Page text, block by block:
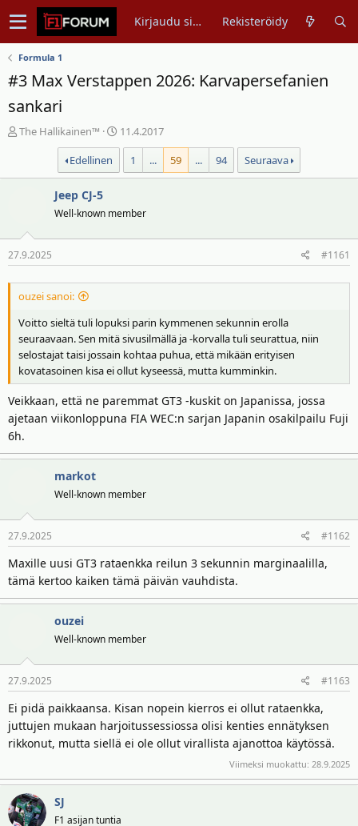
Kirjaudu sisään Rekisteröidy
Formula 1
#3 Max Verstappen 2026: Karvapersefanien
sankari
V
s
e
t
a
l
o
i
t
t
a
j
a
The Hallikainen™
A
l
i
u
p
m
ä
ä
r
ä
11.4.2017
Edellinen
1 ... 59 ... 94 Seuraava
Jeep CJ-5
Well-known member
27.9.2025 #1161
ouzei sanoi:
Voitto sieltä tuli lopuksi parin kymmenen sekunnin erolla
seuraavaan. Sen mitä sivusilmällä ja -korvalla tuli seurattua, niin
selostajat taisi jossain kohtaa puhua, että mikään erityisen
kovatasoinen kisa ei ollut kyseessä, mutta kumminkin.
Veikkaan, että ne paremmat GT3 -kuskit on Japanissa, jossa
ajetaan viikonloppuna FIA WEC:n sarjan Japanin osakilpailu Fuji
6h.
markot
Well-known member
27.9.2025 #1162
Maxille uusi GT3 rataenkka reilun 3 sekunnin marginaalilla,
tämä kertoo kaiken tämä päivän vauhdista.
ouzei
Well-known member
27.9.2025 #1163
Ei pidä paikkaansa. Kisan nopein kierros ei ollut rataenkka,
juttujen mukaan harjoitussessiossa olisi kenties ennätyksen
rikkonut, mutta siellä ei ole ollut virallista ajanottoa käytössä.
Viimeksi muokattu: 28.9.2025
SJ
F1 asijan tuntia